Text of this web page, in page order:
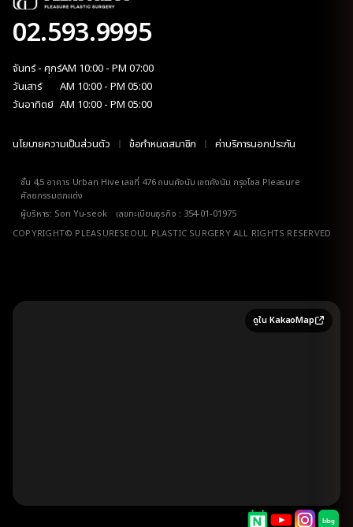
02.593.9995
จันทร์ - ศุกร์AM 10:00 - PM 07:00
วันเสาร์
AM 10:00 - PM 05:00
วันอาทิตย์ AM 10:00 - PM 05:00
นโยบายความเป็นส่วนตัว ข้อกำหนดสมาชิก ค่าบริการนอกประกัน
ชั้น 4,5 อาคาร Urban Hive เลขที่ 476 ถนนคังนัม เขตคังนัม กรุงโซล Pleasure
ศัลยกรรมตกแต่ง
ผู้บริหาร: Son Yu-seok เลขทะเบียนธุรกิจ : 354-01-01975
COPYRIGHT© PLEASURESEOUL PLASTIC SURGERY ALL RIGHTS RESERVED
ดูใน KakaoMap